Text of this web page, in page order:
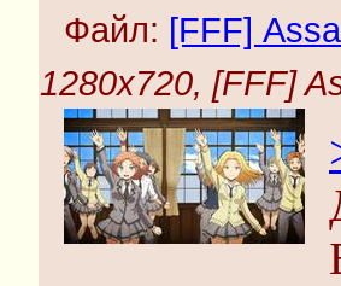
Файл: [FFF]
1280x720, [FFF]